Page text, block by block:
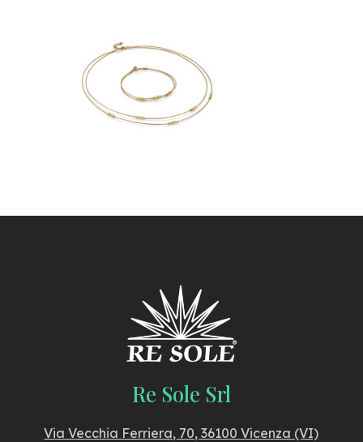
Re Sole Srl
Via Vecchia Ferriera, 70, 36100 Vicenza (VI)